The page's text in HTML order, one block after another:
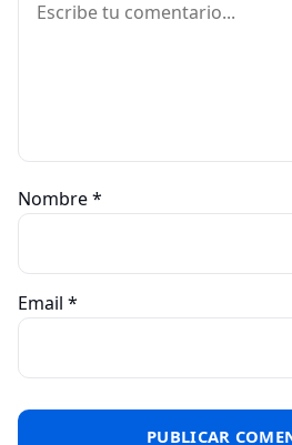
Nombre*
Email *